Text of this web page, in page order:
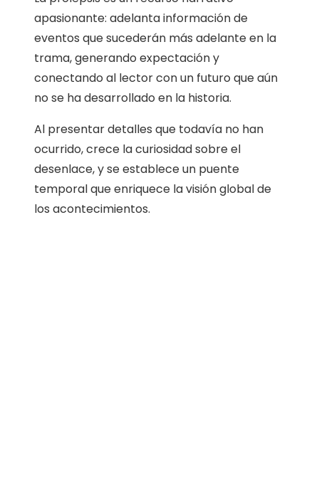
apasionante: adelanta información de
eventos que sucederán más adelante en la
trama, generando expectación y
conectando al lector con un futuro que aún
no se ha desarrollado en la historia.
Al presentar detalles que todavía no han
ocurrido, crece la curiosidad sobre el
desenlace, y se establece un puente
temporal que enriquece la visión global de
los acontecimientos.